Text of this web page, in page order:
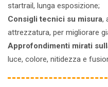
startrail, lunga esposizione;
Consigli tecnici su misura,
attrezzatura, per migliorare
Approfondimenti mirati
luce, colore, nitidezza e